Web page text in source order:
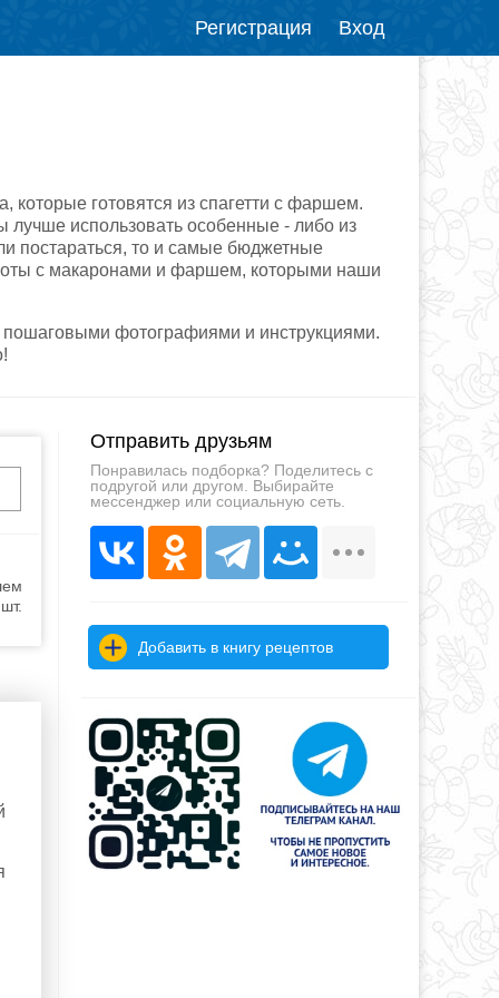
Регистрация Вход
которые готовятся из спагетти с фаршем.
использовать особенные - либо из
постараться, то и самые бюджетные
с макаронами и фаршем, которыми наши
фотографиями и инструкциями.
Отправить друзьям
Понравилась подборка? Поделитесь с
подругой или другом. Выбирайте
мессенджер или социальную сеть.
Добавить в книгу рецептов